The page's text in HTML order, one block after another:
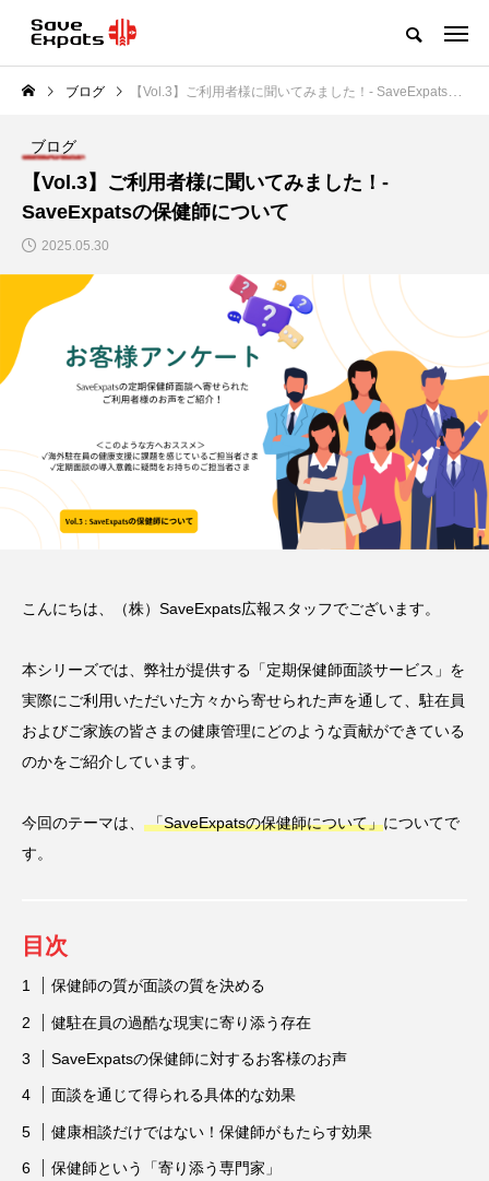
ブログ 【Vol.3】ご利用者様に聞いてみました！- SaveExpatsの保健師について
ブログ
【Vol.3】ご利用者様に聞いてみました！-
SaveExpatsの保健師について
2025.05.30
こんにちは、（株）SaveExpats広報スタッフでございます。
本シリーズでは、弊社が提供する「定期保健師面談サービス」を
実際にご利用いただいた方々から寄せられた声を通して、駐在員
およびご家族の皆さまの健康管理にどのような貢献ができている
のかをご紹介しています。
今回のテーマは、 「SaveExpatsの保健師について」についてで
す。
目次
保健師の質が面談の質を決める
健駐在員の過酷な現実に寄り添う存在
SaveExpatsの保健師に対するお客様のお声
面談を通じて得られる具体的な効果
健康相談だけではない！保健師がもたらす効果
保健師という「寄り添う専門家」